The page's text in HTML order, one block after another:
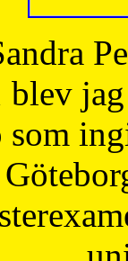
blev
som